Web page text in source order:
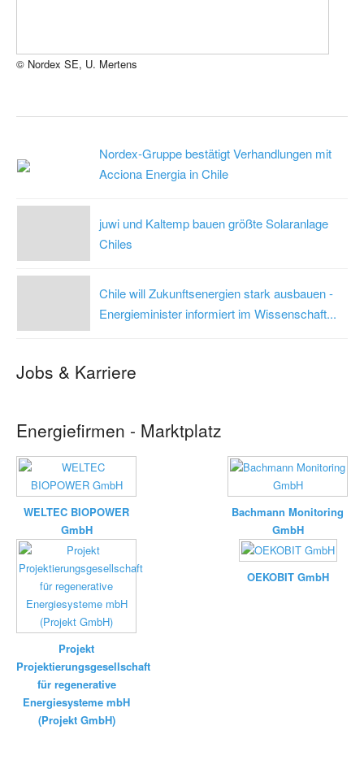
© Nordex SE, U. Mertens
Nordex-Gruppe bestätigt Verhandlungen mit
Acciona Energia in Chile
juwi und Kaltemp bauen größte Solaranlage
Chiles
Chile will Zukunftsenergien stark ausbauen -
Energieminister informiert im Wissenschaft...
Jobs & Karriere
Energiefirmen - Marktplatz
WELTEC BIOPOWER
GmbH
Bachmann Monitoring
GmbH
Projekt
Projektierungsgesellschaft
für regenerative
Energiesysteme mbH
(Projekt GmbH)
OEKOBIT GmbH